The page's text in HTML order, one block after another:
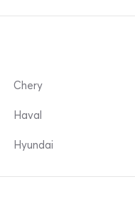
Chery
Haval
Hyundai